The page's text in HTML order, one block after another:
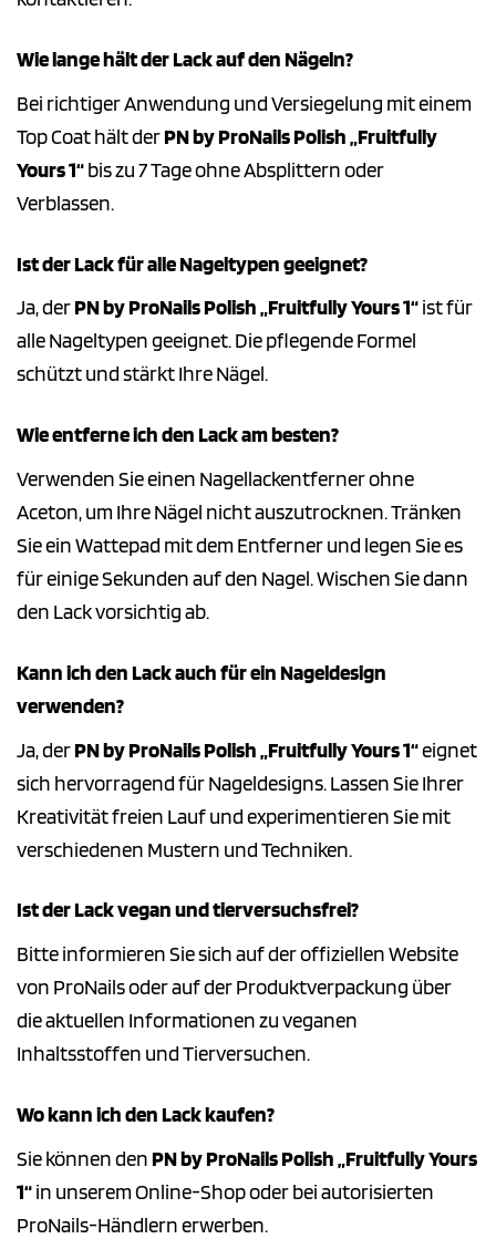
Wie lange hält der Lack auf den Nägeln?
Bei richtiger Anwendung und Versiegelung mit einem
Top Coat hält derPN by ProNails Polish „Fruitfully
Yours 1“bis zu 7 Tage ohne Absplittern oder
Verblassen.
Ist der Lack für alle Nageltypen geeignet?
Ja, derPN by ProNails Polish „Fruitfully Yours 1“ist für
alle Nageltypen geeignet. Die pflegende Formel
schützt und stärkt Ihre Nägel.
Wie entferne ich den Lack am besten?
Verwenden Sie einen Nagellackentferner ohne
Aceton, um Ihre Nägel nicht auszutrocknen. Tränken
Sie ein Wattepad mit dem Entferner und legen Sie es
für einige Sekunden auf den Nagel. Wischen Sie dann
den Lack vorsichtig ab.
Kann ich den Lack auch für ein Nageldesign
verwenden?
Ja, derPN by ProNails Polish „Fruitfully Yours 1“eignet
sich hervorragend für Nageldesigns. Lassen Sie Ihrer
Kreativität freien Lauf und experimentieren Sie mit
verschiedenen Mustern und Techniken.
Ist der Lack vegan und tierversuchsfrei?
Bitte informieren Sie sich auf der offiziellen Website
von ProNails oder auf der Produktverpackung über
die aktuellen Informationen zu veganen
Inhaltsstoffen und Tierversuchen.
Wo kann ich den Lack kaufen?
Sie können denPN by ProNails Polish „Fruitfully Yours
1“in unserem Online-Shop oder bei autorisierten
ProNails-Händlern erwerben.